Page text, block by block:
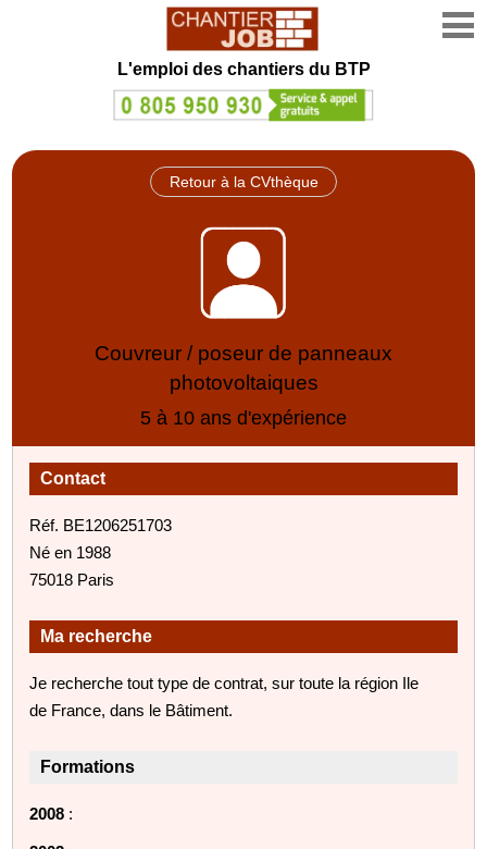
L'emploi des chantiers du BTP
Retour à la CVthèque
Couvreur / poseur de panneaux
photovoltaiques
5 à 10 ans d'expérience
Contact
Réf. BE1206251703
Né en 1988
75018 Paris
Ma recherche
Je recherche tout type de contrat, sur toute la région Ile
de France, dans le Bâtiment.
Formations
2008 :